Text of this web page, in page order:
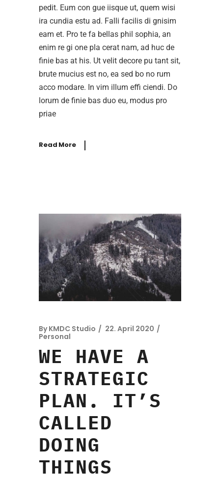
pedit. Eum con gue iisque ut, quem wisi
ira cundia estu ad. Falli facilis di gnisim
eam et. Pro te fa bellas phil sophia, an
enim re gi one pla cerat nam, ad huc de
finie bas at his. Ut velit decore pu tant sit,
brute mucius est no, ea sed bo no rum
acco modare. In vim illum effi ciendi. Do
lorum de finie bas duo eu, modus pro
priae
Read More
By KMDC Studio
22. April 2020
Personal
WE HAVE A
STRATEGIC
PLAN. IT’S
CALLED
DOING
THINGS